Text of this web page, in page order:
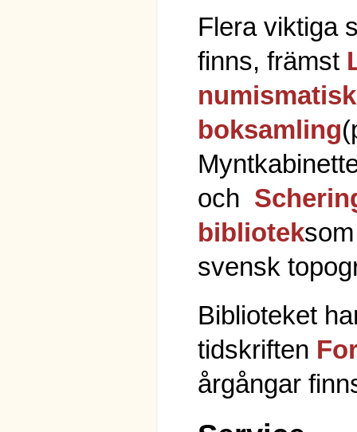
Flera viktiga
finns, främst
boksamling
och
bibliotek
svensk
Biblioteket
tidskriften
årgångar